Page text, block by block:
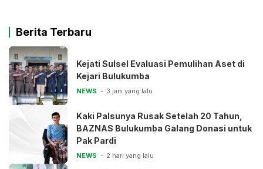
Berita Terbaru
Kejati Sulsel Evaluasi Pemulihan Aset di
Kejari Bulukumba
NEWS 3 jam yang lalu
Kaki Palsunya Rusak Setelah 20 Tahun,
BAZNAS Bulukumba Galang Donasi untuk
Pak Pardi
NEWS 2 hari yang lalu